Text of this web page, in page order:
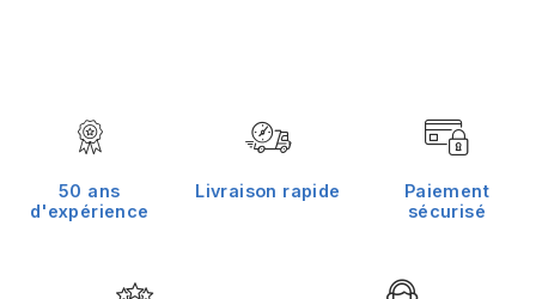
50 ans
d'expérience
Livraison rapide
Paiement
sécurisé